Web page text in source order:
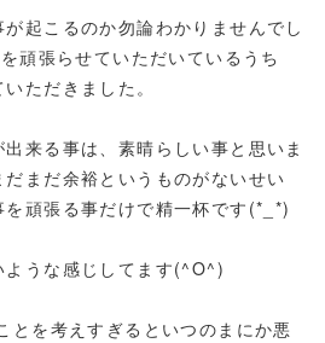
起こるのか勿論わかりませんでし
頑張らせていただいているうち
ただきました。
来る事は、素晴らしい事と思いま
まだ余裕というものがないせい
頑張る事だけで精一杯です(*_*)
うな感じしてます(^O^)
とを考えすぎるといつのまにか悪